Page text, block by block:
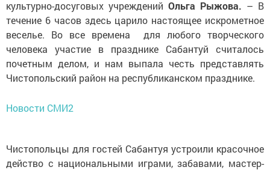
культурно-досуговых учреждений Ольга Рыжова. – В
течение 6 часов здесь царило настоящее искрометное
веселье. Во все времена для любого творческого
человека участие в празднике Сабантуй считалось
почетным делом, и нам выпала честь представлять
Чистопольский район на республиканском празднике.
Новости СМИ2
Чистопольцы для гостей Сабантуя устроили красочное
действо с национальными играми, забавами, мастер-